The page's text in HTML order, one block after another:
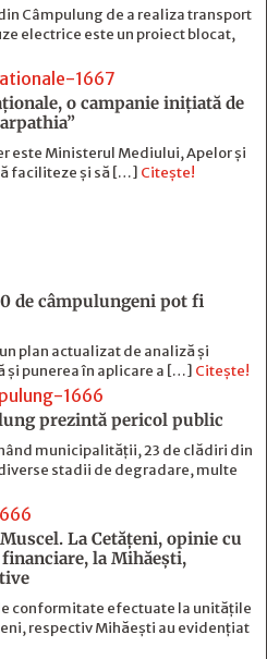
Câmpulung de a realiza transport
electrice este un proiect blocat,
o campanie inițiată de
este Ministerul Mediului, Apelor și
faciliteze și să […] Citește!
de câmpulungeni pot fi
plan actualizat de analiză și
și punerea în aplicare a […] Citește!
prezintă pericol public
municipalității, 23 de clădiri din
stadii de degradare, multe
La Cetăţeni, opinie cu
la Mihăeşti,
conformitate efectuate la unitățile
respectiv Mihăești au evidențiat